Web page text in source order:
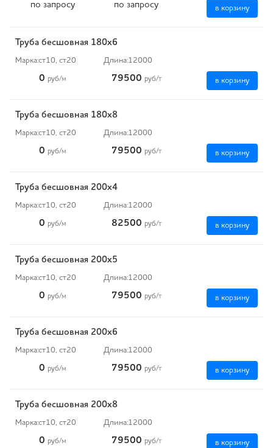
по запросу по запросу в корзину
Труба бесшовная 180х6
Марка:ст10, ст20 Длина:12000
0 руб/м 79500 руб/т в корзину
Труба бесшовная 180х8
Марка:ст10, ст20 Длина:12000
0 руб/м 79500 руб/т в корзину
Труба бесшовная 200х4
Марка:ст10, ст20 Длина:12000
0 руб/м 82500 руб/т в корзину
Труба бесшовная 200х5
Марка:ст10, ст20 Длина:12000
0 руб/м 79500 руб/т в корзину
Труба бесшовная 200х6
Марка:ст10, ст20 Длина:12000
0 руб/м 79500 руб/т в корзину
Труба бесшовная 200х8
Марка:ст10, ст20 Длина:12000
0 руб/м 79500 руб/т в корзину